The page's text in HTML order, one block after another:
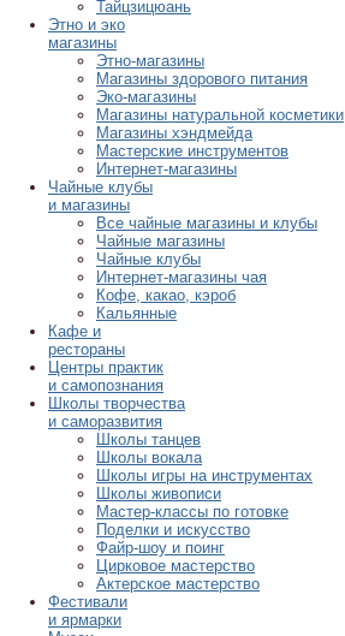
Тайцзицюань
Этно и эко
магазины
Этно-магазины
Магазины здорового питания
Эко-магазины
Магазины натуральной косметики
Магазины хэндмейда
Мастерские инструментов
Интернет-магазины
Чайные клубы
и магазины
Все чайные магазины и клубы
Чайные магазины
Чайные клубы
Интернет-магазины чая
Кофе, какао, кэроб
Кальянные
Кафе и
рестораны
Центры практик
и самопознания
Школы творчества
и саморазвития
Школы танцев
Школы вокала
Школы игры на инструментах
Школы живописи
Мастер-классы по готовке
Поделки и искусство
Файр-шоу и поинг
Цирковое мастерство
Актерское мастерство
Фестивали
и ярмарки